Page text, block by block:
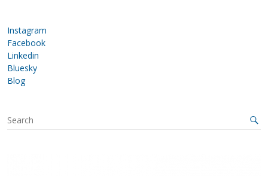
Instagram
Facebook
Linkedin
Bluesky
Blog
S
e